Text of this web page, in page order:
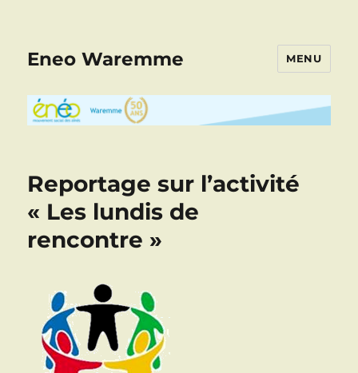
Eneo Waremme MENU
Reportage sur l’activité
« Les lundis de
rencontre »